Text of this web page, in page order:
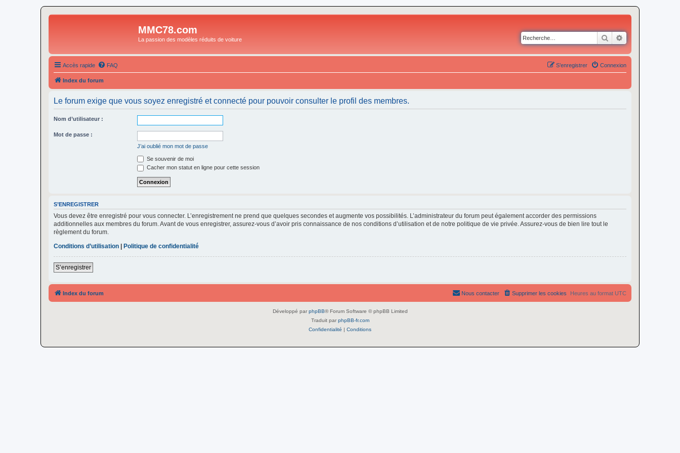
MMC78.com
La passion des modèles réduits de voiture Rechercher
Accès rapide FAQ Connexion
S’enregistrer
Index du forum
Le forum exige que vous soyez enregistré et connecté pour pouvoir consulter le profil des membres.
Nom d’utilisateur :
Mot de passe :
J’ai oublié mon mot de passe
Se souvenir de moi
Cacher mon statut en ligne pour cette session
S’ENREGISTRER
Vous devez être enregistré pour vous connecter. L’enregistrement ne prend que quelques secondes et augmente vos possibilités. L’administrateur du forum peut également accorder des permissions
additionnelles aux membres du forum. Avant de vous enregistrer, assurez-vous d’avoir pris connaissance de nos conditions d’utilisation et de notre politique de vie privée. Assurez-vous de bien lire tout le
règlement du forum.
Conditions d’utilisation
Politique de confidentialité
S’enregistrer
Index du forum Heures au format UTC
Supprimer les cookies
Nous contacter
Développé par phpBB® Forum Software © phpBB Limited
Traduit par phpBB-fr.com
Confidentialité | Conditions